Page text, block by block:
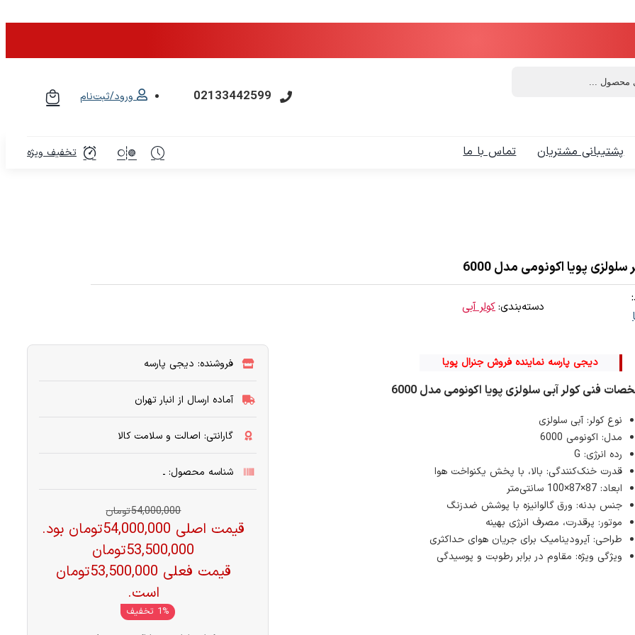
02133442599 ورود/ثبت‌نام
پشتیبانی مشتریان تماس با ما تخفیف ویژه
سلولزی پویا اکونومی مدل 6000
دسته‌بندی:کولر آبی
دیجی پارسه نماینده فروش جنرال پویا
فنی کولر آبی سلولزی پویا اکونومی مدل 6000
نوع کولر: آبی سلولزی
مدل: اکونومی 6000
رده انرژی: G
قدرت خنک‌کنندگی: بالا، با پخش یکنواخت هوا
ابعاد: 87×87×100 سانتی‌متر
جنس بدنه: ورق گالوانیزه با پوشش ضدزنگ
موتور: پرقدرت، مصرف انرژی بهینه
طراحی: آیرودینامیک برای جریان هوای حداکثری
ویژگی ویژه: مقاوم در برابر رطوبت و پوسیدگی
فروشنده: دیجی پارسه
آماده ارسال از انبار تهران
گارانتی: اصالت و سلامت کالا
شناسه محصول: ـ
54,000,000تومان
قیمت اصلی 54,000,000 تومان بود.
53,500,000تومان
قیمت فعلی 53,500,000 تومان
است.
1% تخفیف